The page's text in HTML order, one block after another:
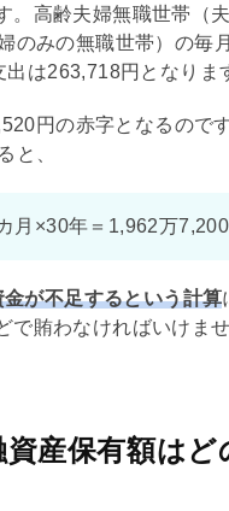
。高齢夫婦無職世帯（
のみの無職世帯）の毎
は263,718円となりま
円の赤字となるので
と、
月×30年＝1,962万7,200
が不足するという計算
で賄わなければいけませ
産保有額はど